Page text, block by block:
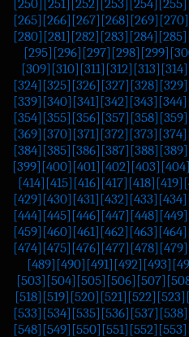
[265] [266] [267] [268] [269] [270]
[280] [281] [282] [283] [284] [285]
[295] [296] [297] [298] [299]
[309] [310] [311] [312] [313] [314]
[324] [325] [326] [327] [328] [329]
[339] [340] [341] [342] [343] [344]
[354] [355] [356] [357] [358] [359]
[369] [370] [371] [372] [373] [374]
[384] [385] [386] [387] [388] [389]
[399] [400] [401] [402] [403]
[414] [415] [416] [417] [418] [419]
[429] [430] [431] [432] [433] [434]
[444] [445] [446] [447] [448] [449]
[459] [460] [461] [462] [463] [464]
[474] [475] [476] [477] [478] [479]
[489] [490] [491] [492] [493]
[503] [504] [505] [506] [507]
[518] [519] [520] [521] [522] [523]
[533] [534] [535] [536] [537] [538]
[548] [549] [550] [551] [552] [553]